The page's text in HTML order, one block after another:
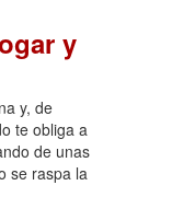
y
y, de
te obliga a
de unas
se raspa la